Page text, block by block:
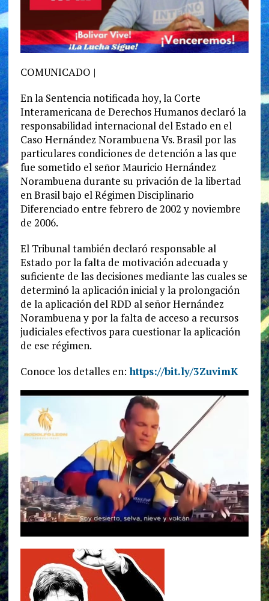
COMUNICADO |
En la Sentencia notificada hoy, la Corte
Interamericana de Derechos Humanos declaró la
responsabilidad internacional del Estado en el
Caso Hernández Norambuena Vs. Brasil por las
particulares condiciones de detención a las que
fue sometido el señor Mauricio Hernández
Norambuena durante su privación de la libertad
en Brasil bajo el Régimen Disciplinario
Diferenciado entre febrero de 2002 y noviembre
de 2006.
El Tribunal también declaró responsable al
Estado por la falta de motivación adecuada y
suficiente de las decisiones mediante las cuales se
determinó la aplicación inicial y la prolongación
de la aplicación del RDD al señor Hernández
Norambuena y por la falta de acceso a recursos
judiciales efectivos para cuestionar la aplicación
de ese régimen.
Conoce los detalles en: https://bit.ly/3ZuvimK